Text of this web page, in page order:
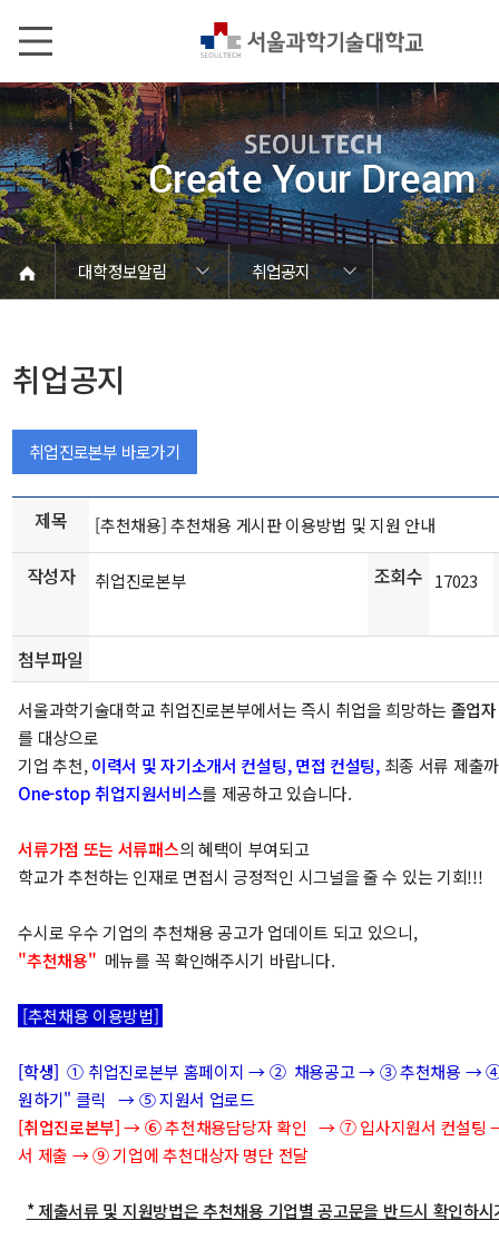
대학정보알림
취업공지
대학정보알림
정보공개
정보서비스안내
온라인민원센터
청렴행정
갑질신고센터
유실물 센터
SEOULTECH광장
대학공지사항
학사공지
장학공지
대학원공지
취업공지
대학입찰
채용정보
공모/외부행사
등록금심의위원회
코로나바이러스19 대응안내
재정위원회
취업공지
취업진로본부 바로가기
제목 [추천채용] 추천채용 게시판 이용방법 및 지원 안내
작성자 취업진로본부 조회수 17023
첨부파일
서울과학기술대학교 취업진로본부에서는 즉시 취업을 희망하는 졸업
를 대상으로
기업 추천,이력서 및 자기소개서 컨설팅, 면접 컨설팅,최종 서류 제출
One-stop 취업지원서비스를 제공하고 있습니다.
서류가점 또는 서류패스의 혜택이 부여되고
학교가 추천하는 인재로 면접시 긍정적인 시그널을 줄 수 있는 기회!!!
수시로 우수 기업의 추천채용 공고가 업데이트 되고 있으니,
"추천채용" 메뉴를 꼭 확인해주시기 바랍니다.
[추천채용 이용방법]
[학생] ① 취업진로본부 홈페이지 → ② 채용공고 → ③ 추천채용 → ④
원하기" 클릭 → ⑤ 지원서 업로드
[취업진로본부]→⑥ 추천채용담당자 확인 → ⑦ 입사지원서 컨설팅
서 제출 → ⑨ 기업에 추천대상자 명단 전달
* 제출서류 및 지원방법은 추천채용 기업별 공고문을 반드시 확인하